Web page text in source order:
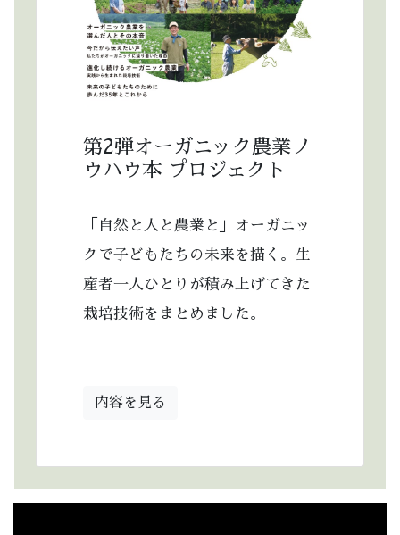
第2弾オーガニック農業ノ
ウハウ本 プロジェクト
「自然と人と農業と」オーガニッ
クで子どもたちの未来を描く。生
産者一人ひとりが積み上げてきた
栽培技術をまとめました。
内容を見る